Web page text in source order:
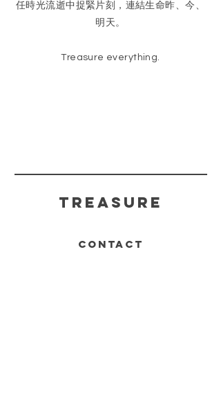
任時光流逝中捉緊片刻，連結生命昨、今、
明天。
Treasure everything.
TREASURE
CONTACT